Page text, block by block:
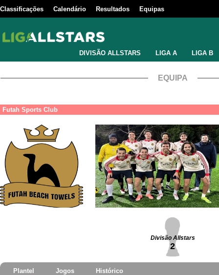
Classificações Calendário Resultados Equipas
DIVISÃO ALLSTARS LIGA A LIGA B
EQUIPA
Futah Sports Club
Divisão Allstars
2
Plantel Jogos Histórico